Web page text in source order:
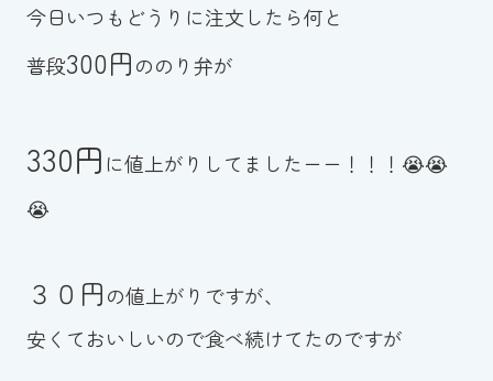
メールでお問い合わせ
今日いつもどうりに注文したら何と
普段300円ののり弁が
330円に値上がりしてましたーー！！！😭😭
😭
３０円の値上がりですが、
安くておいしいので食べ続けてたのですが